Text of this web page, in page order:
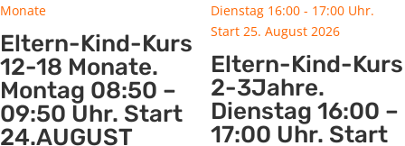
Eltern-Kind-Kurs
12-18 Monate.
Montag 08:50 –
09:50 Uhr. Start
24.AUGUST
Eltern-Kind-Kurs
2-3Jahre.
Dienstag 16:00 –
17:00 Uhr. Start